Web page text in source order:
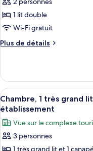
lits
ce
type
de
chambre :
1
Bed,
Oceanfront
View,
Club
Lounge
Access,
Deluxe
1 lit double
Wi-Fi gratuit
Plus de détails
Plus
le
type
de
chambre
King
Bed,
Oceanfront
Afficher
toutes
les
photos
pour
4
Chambre, 1 très grand
établissement
Vue sur le complexe
3 personnes
1 très grand lit et 1